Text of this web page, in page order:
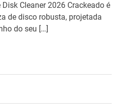
Cleaner 2026 Crackeado é
de disco robusta, projetada
do seu […]